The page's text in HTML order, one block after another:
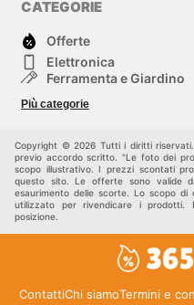
CATEGORIE
Offerte
Elettronica
Ferramenta e Giardino
Bambini e Neonati
Più categorie
Copyright © 2026 Tutti i diritti
previo accordo scritto. "Le foto dei
scopo illustrativo. I prezzi scontati
questo sito. Le offerte sono valide
esaurimento delle scorte. Lo scopo
utilizzato per rivendicare i prodotti.
posizione.
ContattiChi siamoTermini e